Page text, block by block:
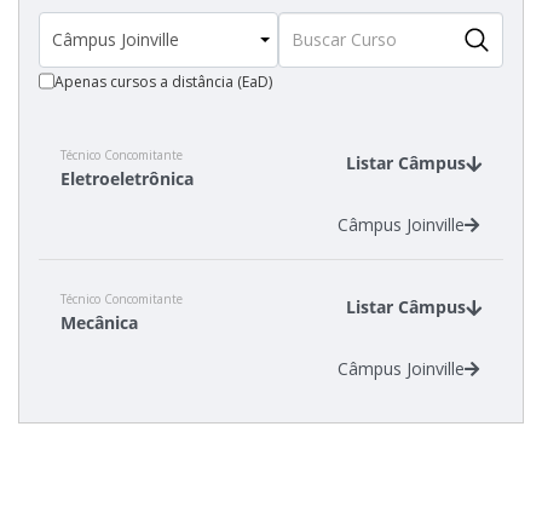
Transferências e Retornos
Vagas em Regime Especial
Provas e Gabaritos
Estatísticas dos Processos Seletivos
Cadastro de interesse
Apenas cursos a distância (EaD)
Técnico Concomitante
Eletroeletrônica
Listar Câmpus
Câmpus Joinville
Técnico Concomitante
Mecânica
Listar Câmpus
Câmpus Joinville